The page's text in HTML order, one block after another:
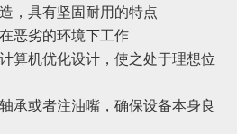
，具有坚固耐用的特点
恶劣的环境下工作
算机优化设计，使之处于理想位
承或者注油嘴，确保设备本身良